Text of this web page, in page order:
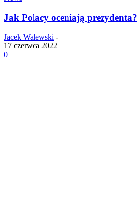
Jak Polacy oceniają prezydenta?
Jacek Walewski -
17 czerwca 2022
0